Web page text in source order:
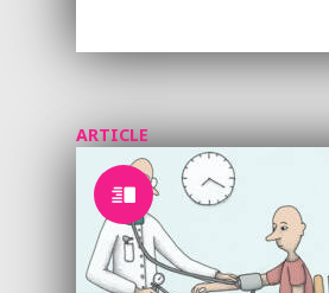
ARTICLE